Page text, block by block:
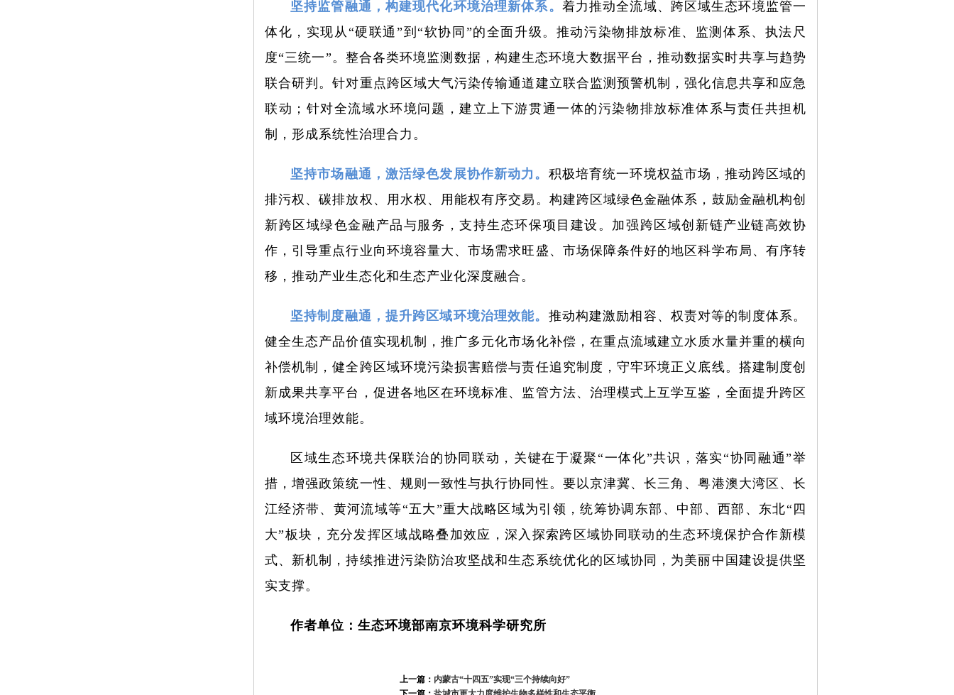
坚持监管融通，构建现代化环境治理新体系。 着力推动全流域、跨区域生态环境监管一
体化，实现从“硬联通”到“软协同”的全面升级。推动污染物排放标准、监测体系、执法尺
度“三统一”。整合各类环境监测数据，构建生态环境大数据平台，推动数据实时共享与趋势
联合研判。针对重点跨区域大气污染传输通道建立联合监测预警机制，强化信息共享和应急
联动；针对全流域水环境问题，建立上下游贯通一体的污染物排放标准体系与责任共担机
制，形成系统性治理合力。
坚持市场融通，激活绿色发展协作新动力。 积极培育统一环境权益市场，推动跨区域的
排污权、碳排放权、用水权、用能权有序交易。构建跨区域绿色金融体系，鼓励金融机构创
新跨区域绿色金融产品与服务，支持生态环保项目建设。加强跨区域创新链产业链高效协
作，引导重点行业向环境容量大、市场需求旺盛、市场保障条件好的地区科学布局、有序转
移，推动产业生态化和生态产业化深度融合。
坚持制度融通，提升跨区域环境治理效能。 推动构建激励相容、权责对等的制度体系。
健全生态产品价值实现机制，推广多元化市场化补偿，在重点流域建立水质水量并重的横向
补偿机制，健全跨区域环境污染损害赔偿与责任追究制度，守牢环境正义底线。搭建制度创
新成果共享平台，促进各地区在环境标准、监管方法、治理模式上互学互鉴，全面提升跨区
域环境治理效能。
区域生态环境共保联治的协同联动，关键在于凝聚“一体化”共识，落实“协同融通”举
措，增强政策统一性、规则一致性与执行协同性。要以京津冀、长三角、粤港澳大湾区、长
江经济带、黄河流域等“五大”重大战略区域为引领，统筹协调东部、中部、西部、东北“四
大”板块，充分发挥区域战略叠加效应，深入探索跨区域协同联动的生态环境保护合作新模
式、新机制，持续推进污染防治攻坚战和生态系统优化的区域协同，为美丽中国建设提供坚
实支撑。
作者单位：生态环境部南京环境科学研究所
上一篇： 内蒙古“十四五”实现“三个持续向好”